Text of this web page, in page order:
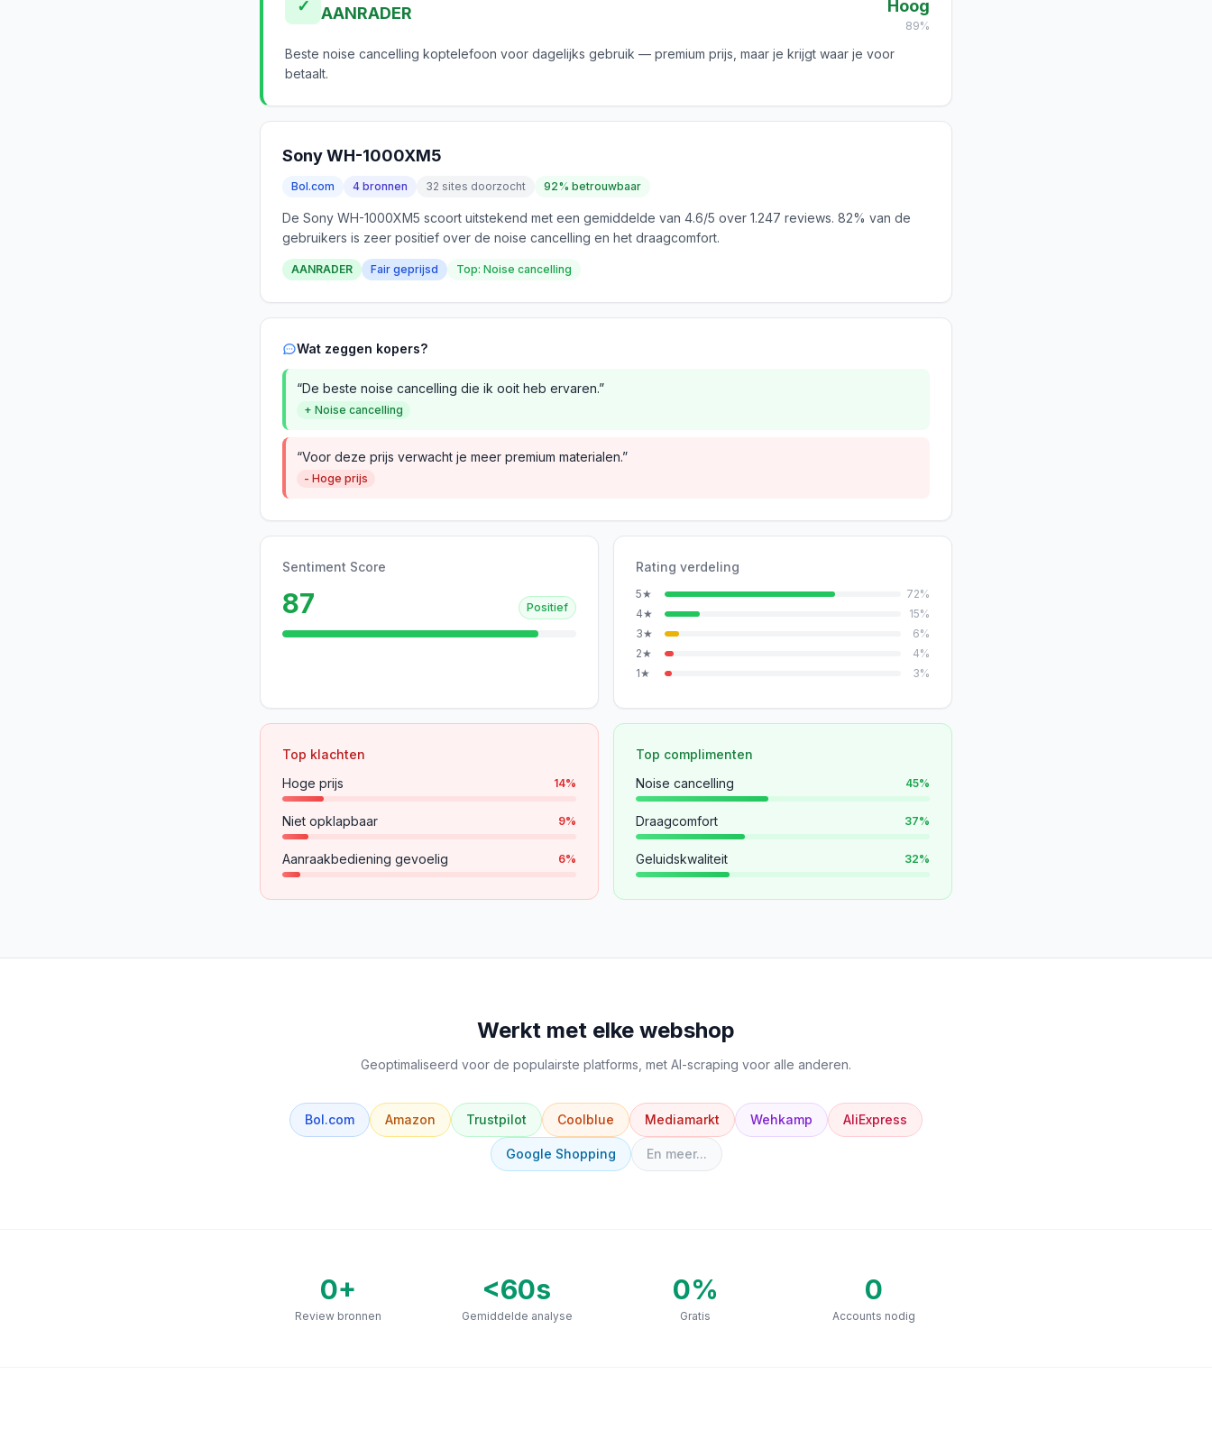
✓ AANRADER Hoog
89%
Beste noise cancelling koptelefoon voor dagelijks gebruik — premium prijs, maar je krijgt waar je voor
betaalt.
Sony WH-1000XM5
Bol.com 4 bronnen 32 sites doorzocht 92% betrouwbaar
De Sony WH-1000XM5 scoort uitstekend met een gemiddelde van 4.6/5 over 1.247 reviews. 82% van de
gebruikers is zeer positief over de noise cancelling en het draagcomfort.
AANRADER Fair geprijsd Top: Noise cancelling
Wat zeggen kopers?
“De beste noise cancelling die ik ooit heb ervaren.”
+ Noise cancelling
“Voor deze prijs verwacht je meer premium materialen.”
- Hoge prijs
Sentiment Score
87 Positief
Rating verdeling
5★ 72%
4★ 15%
3★ 6%
2★ 4%
1★ 3%
Top klachten
Hoge prijs
14%
Niet opklapbaar 9%
Aanraakbediening gevoelig 6%
Top complimenten
Noise cancelling
45%
Draagcomfort 37%
Geluidskwaliteit 32%
Werkt met elke webshop
Geoptimaliseerd voor de populairste platforms, met AI-scraping voor alle anderen.
Bol.com Amazon Trustpilot Coolblue Mediamarkt Wehkamp AliExpress
Google Shopping En meer...
0+
Review bronnen
<60s
Gemiddelde analyse
0%
Gratis
0
Accounts nodig